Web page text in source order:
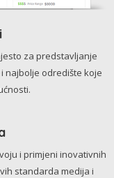
za predstavljanje
najbolje odredište koje
i primjeni inovativnih
standarda medija i